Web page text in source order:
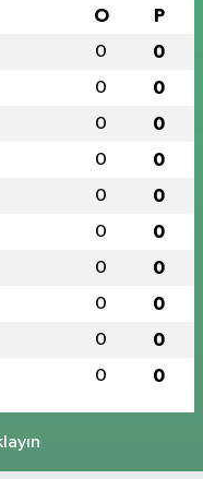
O P
0 0
0 0
0 0
0 0
0 0
0 0
0 0
0 0
0 0
0 0